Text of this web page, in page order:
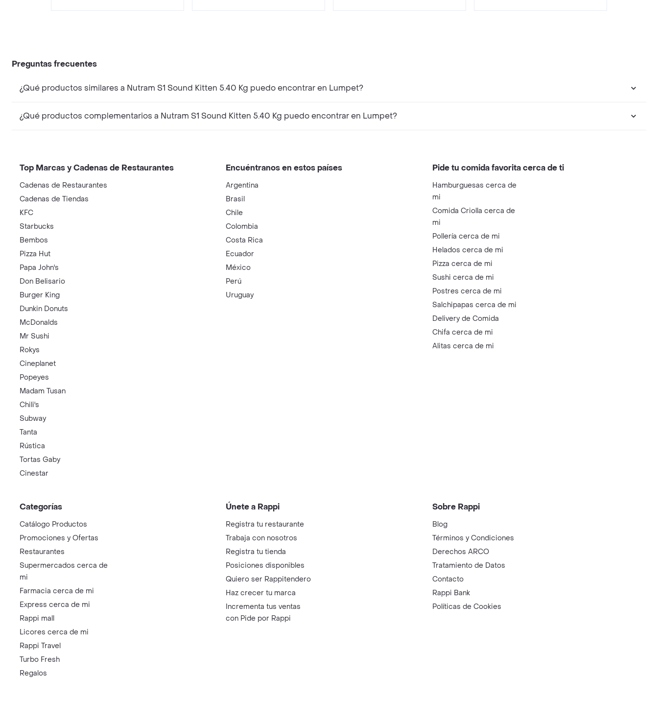
Preguntas frecuentes
¿Qué productos similares a Nutram S1 Sound Kitten 5.40 Kg puedo encontrar en Lumpet?
¿Qué productos complementarios a Nutram S1 Sound Kitten 5.40 Kg puedo encontrar en Lumpet?
Top Marcas y Cadenas de Restaurantes
Cadenas de Restaurantes
Cadenas de Tiendas
KFC
Starbucks
Bembos
Pizza Hut
Papa John's
Don Belisario
Burger King
Dunkin Donuts
McDonalds
Mr Sushi
Rokys
Cineplanet
Popeyes
Madam Tusan
Chili's
Subway
Tanta
Rústica
Tortas Gaby
Cinestar
Encuéntranos en estos países
Argentina
Brasil
Chile
Colombia
Costa Rica
Ecuador
México
Perú
Uruguay
Pide tu comida favorita cerca de ti
Hamburguesas cerca de
mi
Comida Criolla cerca de
mi
Pollería cerca de mi
Helados cerca de mi
Pizza cerca de mi
Sushi cerca de mi
Postres cerca de mi
Salchipapas cerca de mi
Delivery de Comida
Chifa cerca de mi
Alitas cerca de mi
Categorías
Catálogo Productos
Promociones y Ofertas
Restaurantes
Supermercados cerca de
mi
Farmacia cerca de mi
Express cerca de mi
Rappi mall
Licores cerca de mi
Rappi Travel
Turbo Fresh
Regalos
Únete a Rappi
Registra tu restaurante
Trabaja con nosotros
Registra tu tienda
Posiciones disponibles
Quiero ser Rappitendero
Haz crecer tu marca
Incrementa tus ventas
con Pide por Rappi
Sobre Rappi
Blog
Términos y Condiciones
Derechos ARCO
Tratamiento de Datos
Contacto
Rappi Bank
Políticas de Cookies